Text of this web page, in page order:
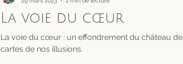
La voie du cœur
La voie du cœur : un effondrement du château de
cartes de nos illusions.